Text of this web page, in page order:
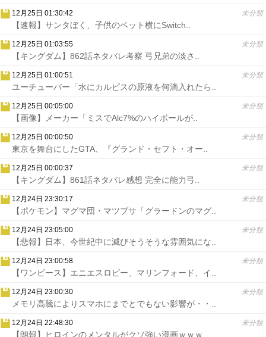
12月25日 01:30:42 未分類
【速報】サンタぼく、子供のベット横にSwitch..
12月25日 01:03:55 未分類
【キングダム】862話ネタバレ考察 弓兄弟の淡さ..
12月25日 01:00:51 未分類
ユーチューバー「水にカルピスの原液を何滴入れたら..
12月25日 00:05:00 未分類
【画像】メーカー「ミスでAlc7%のハイボールが..
12月25日 00:00:50 未分類
東京を舞台にしたGTA、『グランド・セフト・オー..
12月25日 00:00:37 未分類
【キングダム】861話ネタバレ感想 完全に能力弓..
12月24日 23:30:17 未分類
【ポケモン】マグマ団・マツブサ「グラードンのマグ..
12月24日 23:05:00 未分類
【悲報】日本、今世紀中に滅びそうそうな雰囲気にな..
12月24日 23:00:58 未分類
【ワンピース】エニエスロビー、マリンフォード、イ..
12月24日 23:00:30 未分類
メモリ高騰によりスマホにまでとでもない影響が・・..
12月24日 22:48:30 未分類
【朗報】ヒロインのメンタルがクソ強い漫画ｗｗｗ..